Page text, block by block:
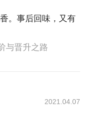
。事后回味，又有
与晋升之路
2021.04.07